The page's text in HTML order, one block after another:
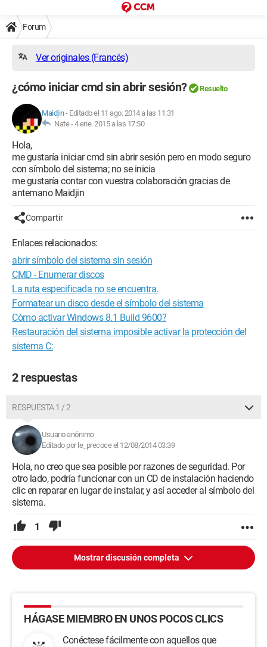
Forum
Ver originales (Francés)
¿cómo iniciar cmd sin abrir sesión? Resuelto
Maidjin- Editado el 11 ago. 2014 a las 11:31
Nate -4 ene. 2015 a las 17:50
Hola,
me gustaría iniciar cmd sin abrir sesión pero en modo seguro
con símbolo del sistema; no se inicia
me gustaría contar con vuestra colaboración gracias de
antemano Maidjin
Compartir
Enlaces relacionados:
abrir símbolo del sistema sin sesión
CMD - Enumerar discos
La ruta especificada no se encuentra.
Formatear un disco desde el símbolo del sistema
Cómo activar Windows 8.1 Build 9600?
Restauración del sistema imposible activar la protección del
sistema C:
2 respuestas
RESPUESTA 1 / 2
Usuario anónimo
Editado por le_precoce el 12/08/2014 03:39
Hola, no creo que sea posible por razones de seguridad. Por
otro lado, podría funcionar con un CD de instalación haciendo
clic en reparar en lugar de instalar, y así acceder al símbolo del
sistema.
1
Mostrar discusión completa
HÁGASE MIEMBRO EN UNOS POCOS CLICS
Conéctese fácilmente con aquellos que